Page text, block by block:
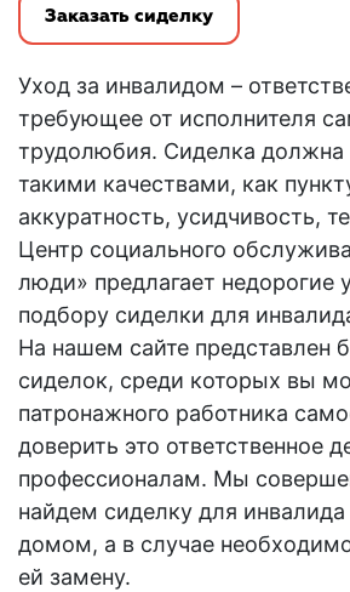
Заказать сиделку
Уход за инвалидом –
требующее от исполнителя
трудолюбия. Сиделка должна
такими качествами, как
аккуратность, усидчивость,
Центр социального
люди» предлагает недорогие
подбору сиделки для
На нашем сайте представлен
сиделок, среди которых вы
патронажного работника
доверить это ответственное
профессионалам. Мы
найдем сиделку для инвалида
домом, а в случае
ей замену.